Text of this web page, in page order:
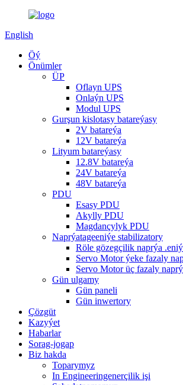
English
Öý
Önümler
ÜP
Oflayn UPS
Onlaýn UPS
Modul UPS
Gurşun kislotasy batareýasy
2V batareýa
12V batareýa
Lityum batareýasy
12.8V batareýa
24V batareýa
48V batareýa
PDU
Esasy PDU
Akylly PDU
Magdançylyk PDU
Naprýatageeniýe stabilizatory
Röle gözegçilik naprýa
Servo Motor ýeke fazaly
Servo Motor üç fazaly
Gün ulgamy
Gün paneli
Gün inwertory
Çözgüt
Kazyýet
Habarlar
Sorag-jogap
Biz hakda
Toparymyz
In Engineeringenerçilik işi